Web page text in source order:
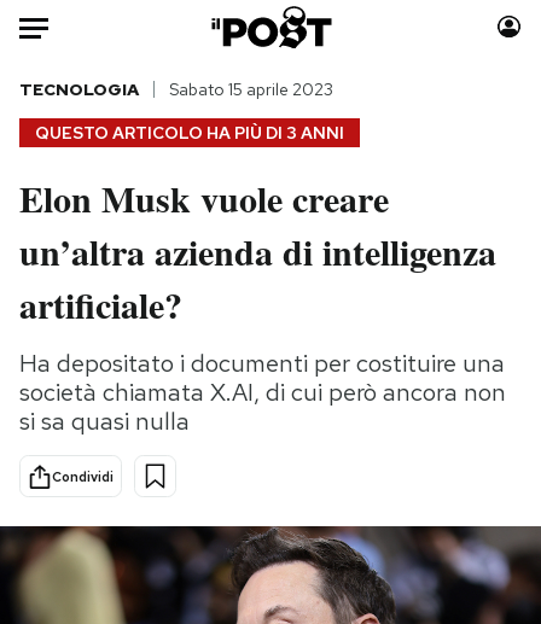
Auto
HOME
Italia
Politica
Tecnologia
Scienza
Cultura
Sport
Moda
Consumismi
Media
Europa
PODCAST
QUESTO ARTICOLO HA PIÙ DI 3 ANNI
TECNOLOGIA Sabato 15 aprile 2023
Elon Musk vuole creare
un’altra azienda di intelligenza
artificiale?
Ha depositato i documenti per costituire una
società chiamata X.AI, di cui però ancora non
si sa quasi nulla
Condividi